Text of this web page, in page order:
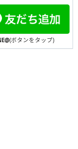
(ボタンをタップ)